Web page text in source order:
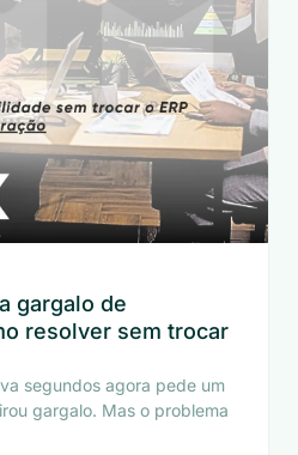
gargalo de
resolver sem trocar
segundos agora pede um
gargalo. Mas o problema